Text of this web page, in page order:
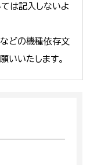
は記入しないよ
どの機種依存文
いいたします。